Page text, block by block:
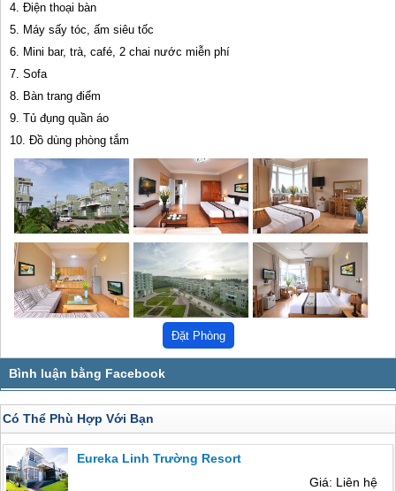
4. Điện thoại bàn
5. Máy sấy tóc, ấm siêu tốc
6. Mini bar, trà, café, 2 chai nước miễn phí
7. Sofa
8. Bàn trang điểm
9. Tủ đụng quần áo
10. Đồ dùng phòng tắm
Có Thể Phù Hợp Với Bạn
Eureka Linh Trường Resort
Giá: Liên hệ